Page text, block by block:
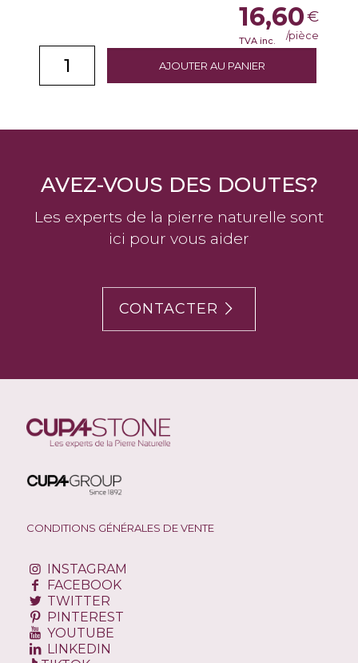
AJOUTER AU PANIER
16,60€
TVA inc. /pièce
AVEZ-VOUS DES DOUTES?
Les experts de la pierre naturelle sont
ici pour vous aider
CONTACTER
CONDITIONS GÉNÉRALES DE VENTE
INSTAGRAM
FACEBOOK
TWITTER
PINTEREST
YOUTUBE
LINKEDIN